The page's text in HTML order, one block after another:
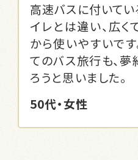
高速バスに付いてい
イレとは違い、広く
から使いやすいで
てのバス旅行も、
ろうと思いました。
50代・女性